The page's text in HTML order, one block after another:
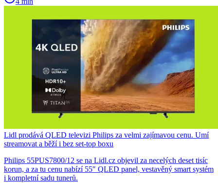
Lidl prodává QLED televizi Philips za velmi zajímavou cenu. Umí
streamovat a běží i bez set-top boxu
Philips 55PUS7800/12 se na Lidl.cz objevil za necelých deset tisíc
korun, a za tu cenu nabízí 55″ QLED panel, vestavěný smart systém
i kompletní sadu tunerů.